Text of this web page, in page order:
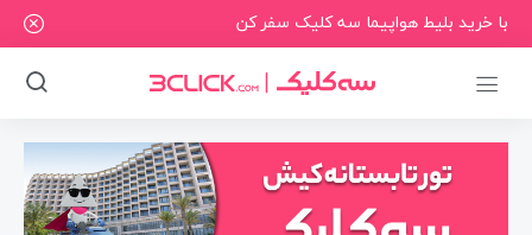
با خرید بلیط هواپیما سه کلیک سفر کن